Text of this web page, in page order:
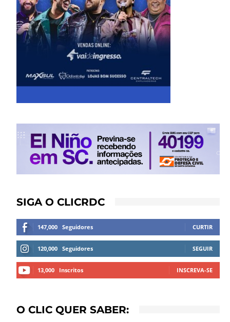
SIGA O CLICRDC
147,000 Seguidores CURTIR
120,000 Seguidores SEGUIR
13,000 Inscritos INSCREVA-SE
O CLIC QUER SABER: